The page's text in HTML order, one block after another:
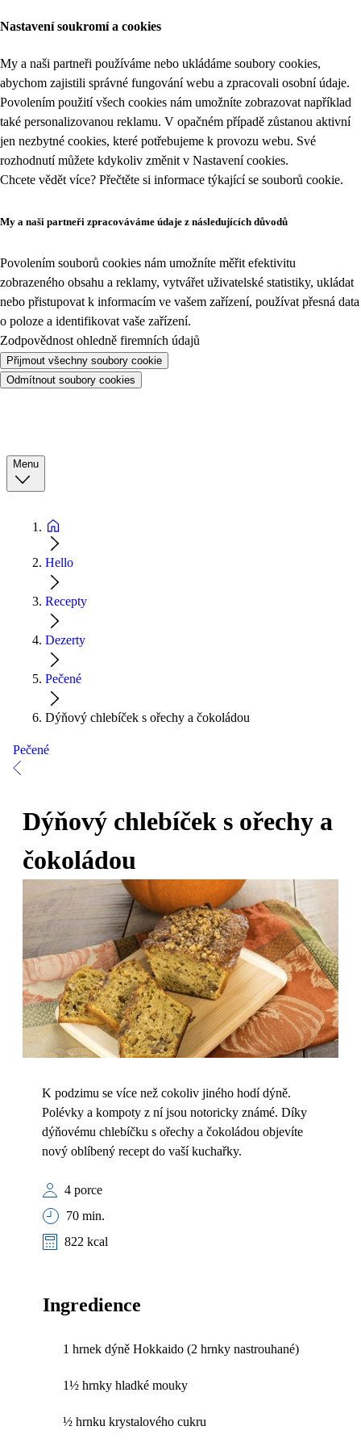
Nastavení soukromí a cookies
My a naši partneři používáme nebo ukládáme soubory cookies,
abychom zajistili správné fungování webu a zpracovali osobní údaje.
Povolením použití všech cookies nám umožníte zobrazovat například
také personalizovanou reklamu. V opačném případě zůstanou aktivní
jen nezbytné cookies, které potřebujeme k provozu webu. Své
rozhodnutí můžete kdykoliv změnit v Nastavení cookies.
Chcete vědět více? Přečtěte si informace týkající se souborů cookie.
My a naši partneři zpracováváme údaje z následujících důvodů
Povolením souborů cookies nám umožníte měřit efektivitu
zobrazeného obsahu a reklamy, vytvářet uživatelské statistiky, ukládat
nebo přistupovat k informacím ve vašem zařízení, používat přesná data
o poloze a identifikovat vaše zařízení.
Zodpovědnost ohledně firemních údajů
Přijmout všechny soubory cookie
Odmítnout soubory cookies
Menu
Hello
Recepty
Dezerty
Pečené
Dýňový chlebíček s ořechy a čokoládou
Pečené
Dýňový chlebíček s ořechy a
čokoládou
K podzimu se více než cokoliv jiného hodí dýně.
Polévky a kompoty z ní jsou notoricky známé. Díky
dýňovému chlebíčku s ořechy a čokoládou objevíte
nový oblíbený recept do vaší kuchařky.
4 porce
70 min.
822 kcal
Ingredience
1 hrnek dýně Hokkaido (2 hrnky nastrouhané)
1½ hrnky hladké mouky
½ hrnku krystalového cukru